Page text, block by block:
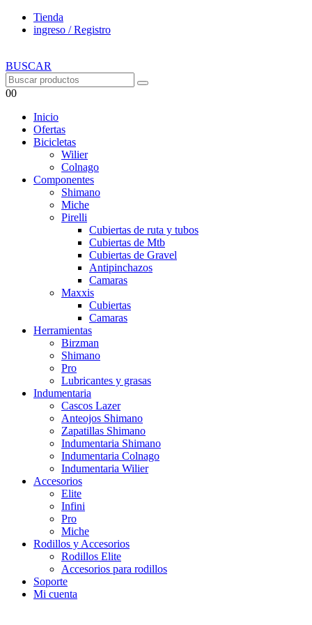
Tienda
ingreso / Registro
BUSCAR
00
Inicio
Ofertas
Bicicletas
Wilier
Colnago
Componentes
Shimano
Miche
Pirelli
Cubiertas de ruta y tubos
Cubiertas de Mtb
Cubiertas de Gravel
Antipinchazos
Camaras
Maxxis
Cubiertas
Camaras
Herramientas
Birzman
Shimano
Pro
Lubricantes y grasas
Indumentaria
Cascos Lazer
Anteojos Shimano
Zapatillas Shimano
Indumentaria Shimano
Indumentaria Colnago
Indumentaria Wilier
Accesorios
Elite
Infini
Pro
Miche
Rodillos y Accesorios
Rodillos Elite
Accesorios para rodillos
Soporte
Mi cuenta